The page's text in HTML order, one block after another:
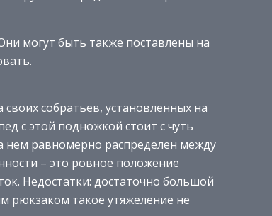
могут быть также поставлены на
собратьев, установленных на
с этой подножкой стоит с чуть
нем равномерно распределен между
– это ровное положение
Недостатки: достаточно большой
рюкзаком такое утяжеление не